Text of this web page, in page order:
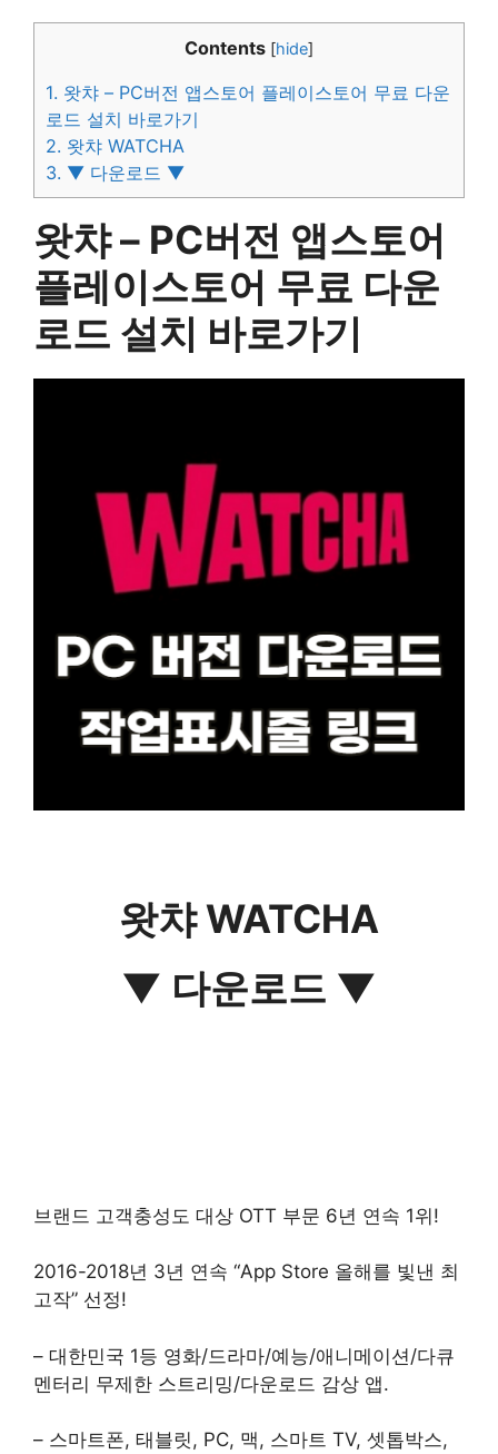
Contents [hide]
1. 왓챠 – PC버전 앱스토어 플레이스토어 무료 다운
로드 설치 바로가기
2. 왓챠 WATCHA
3. ▼ 다운로드 ▼
왓챠 – PC버전 앱스토어
플레이스토어 무료 다운
로드 설치 바로가기
왓챠 WATCHA
▼ 다운로드 ▼
브랜드 고객충성도 대상 OTT 부문 6년 연속 1위!
2016-2018년 3년 연속 “App Store 올해를 빛낸 최
고작” 선정!
– 대한민국 1등 영화/드라마/예능/애니메이션/다큐
멘터리 무제한 스트리밍/다운로드 감상 앱.
– 스마트폰, 태블릿, PC, 맥, 스마트 TV, 셋톱박스,